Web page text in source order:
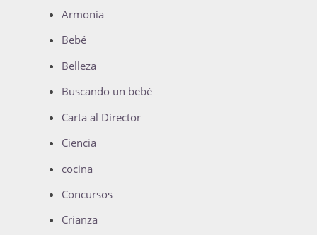
Armonia
Bebé
Belleza
Buscando un bebé
Carta al Director
Ciencia
cocina
Concursos
Crianza